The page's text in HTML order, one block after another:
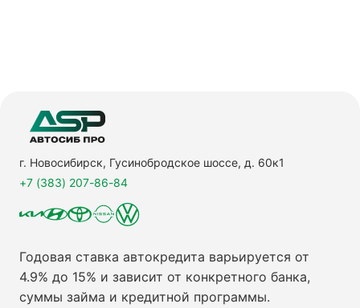
г. Новосибирск, Гусинобродское шоссе, д. 60к1
+7 (383) 207-86-84
Годовая ставка автокредита варьируется от
4.9% до 15% и зависит от конкретного банка,
суммы займа и кредитной программы.